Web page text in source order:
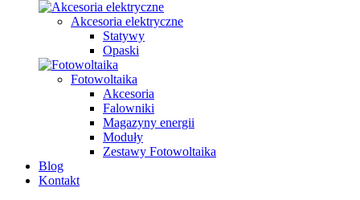
Akcesoria elektryczne
Statywy
Opaski
Fotowoltaika
Akcesoria
Falowniki
Magazyny energii
Moduły
Zestawy Fotowoltaika
Blog
Kontakt